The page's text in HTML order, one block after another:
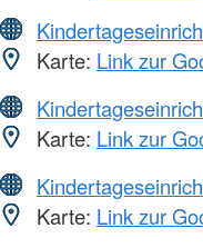
Karte: Link zur
Karte: Link zur
Karte: Link zur